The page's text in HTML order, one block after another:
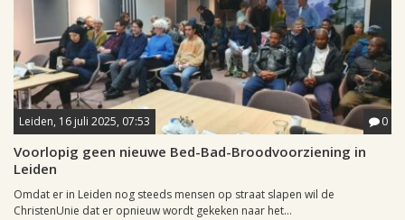
Leiden, 16 juli 2025, 07:53 0
Voorlopig geen nieuwe Bed-Bad-Broodvoorziening in
Leiden
Omdat er in Leiden nog steeds mensen op straat slapen wil de
ChristenUnie dat er opnieuw wordt gekeken naar het...